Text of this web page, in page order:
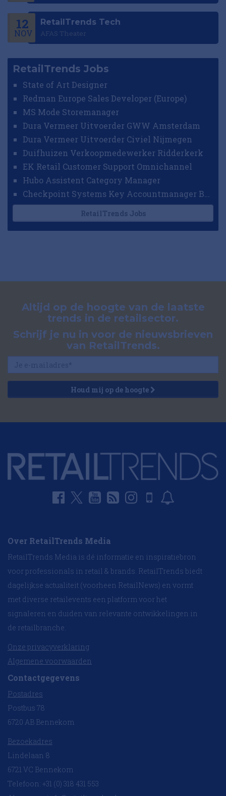
12
NOV
RetailTrends Tech
AFAS Theater
RetailTrends Jobs
State of Art Designer
Redman Europe Sales Developer (Europe)
MS Mode Storemanager
Dura Vermeer Uitvoerder GWW Amsterdam
Dura Vermeer Uitvoerder Civiel Nijmegen
Duifhuizen Verkoopmedewerker Ridderkerk
EK Retail Customer Support Omnichannel
Hubo Assistent Category Manager
Checkpoint Systems Key Accountmanager Benelux
RetailTrends Jobs
Altijd op de hoogte van de laatste
trends in de retailsector.
Schrijf je nu in voor de nieuwsbrieven
van RetailTrends.
Houd mij op de hoogte
Over RetailTrends Media
RetailTrends Media is dé informatie en inspiratiebron
voor professionals in retail & brands. RetailTrends biedt
dagelijkse actualiteit (voorheen RetailNews) en vormt
met diverse retailevents een platform voor het
signaleren en duiden van relevante ontwikkelingen in
de retailbranche.
Onze privacyverklaring
Algemene voorwaarden
Contactgegevens
Postadres
Postbus 78
6720 AB Bennekom
Bezoekadres
Lindelaan 8
6721 VC Bennekom
Telefoon: +31 (0) 318 431 553